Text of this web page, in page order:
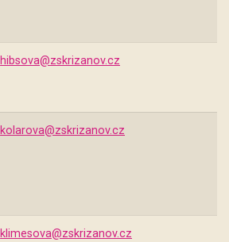
hibsova@zskrizanov.cz
kolarova@zskrizanov.cz
klimesova@zskrizanov.cz